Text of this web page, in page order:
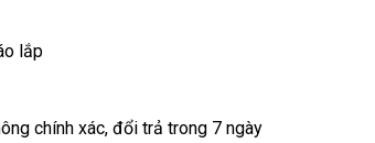
lắp
chính xác, đổi trả trong 7 ngày